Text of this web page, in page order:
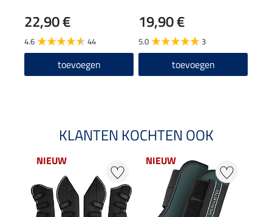
22,90 €
4.6 44
toevoegen
19,90 €
5.0 3
toevoegen
KLANTEN KOCHTEN OOK
NIEUW NIEUW